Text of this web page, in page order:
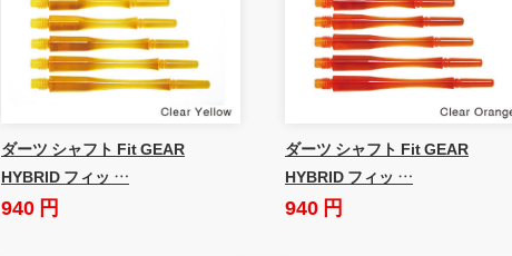
ダーツ シャフト Fit GEAR
HYBRID フィッ …
940 円
ダーツ シャフト Fit GEAR
HYBRID フィッ …
940 円